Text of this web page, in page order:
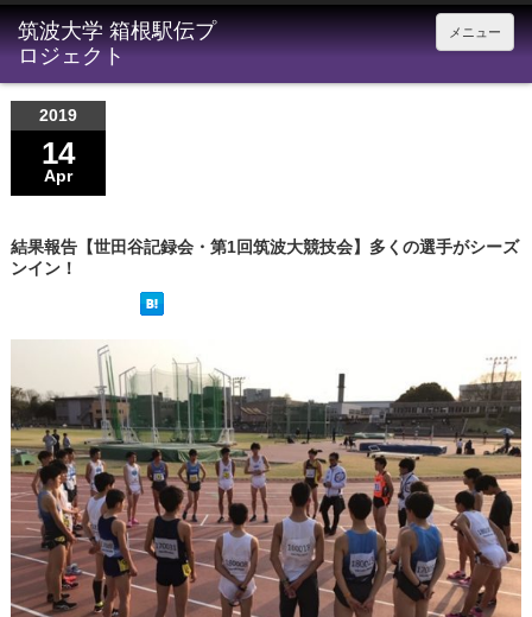
メニュー
2019
14
Apr
結果報告【世田谷記録会・第1回筑波大競技会】多くの選手がシーズ
ンイン！